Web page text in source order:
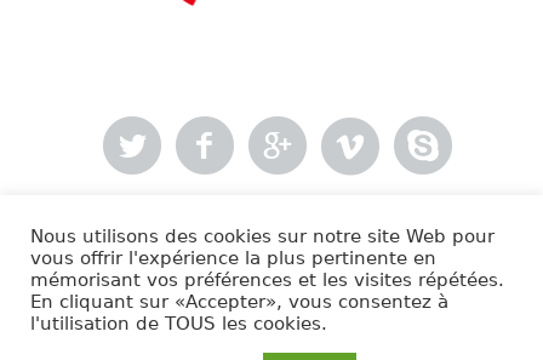
- Mentions légales
Cirest © 2020 | Tous droits réservés.
Nous utilisons des cookies sur notre site Web pour
vous offrir l'expérience la plus pertinente en
mémorisant vos préférences et les visites répétées.
En cliquant sur «Accepter», vous consentez à
l'utilisation de TOUS les cookies.